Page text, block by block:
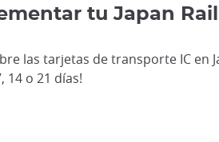
tu Japan Rail
las tarjetas de transporte IC en
14 o 21 días!